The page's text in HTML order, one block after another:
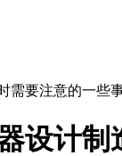
需要注意的一些
设计制